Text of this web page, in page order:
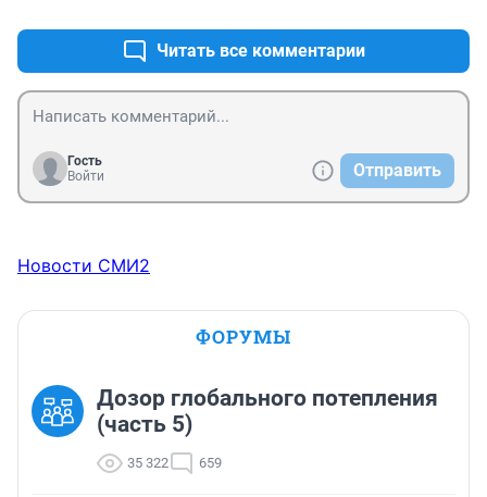
Читать все комментарии
Гость
Войти
Отправить
Новости СМИ2
ФОРУМЫ
Дозор глобального потепления
(часть 5)
35 322 659